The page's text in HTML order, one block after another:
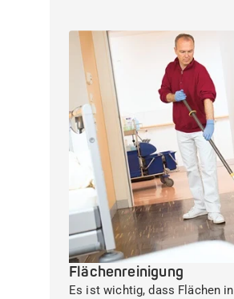
Flächenreinigung
Es ist wichtig, dass Flächen in